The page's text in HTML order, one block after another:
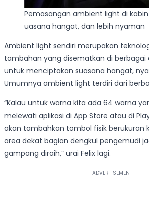
Pemasangan ambient light di kabin
uasana hangat, dan lebih nyaman
Ambient light sendiri merupakan
tambahan yang disematkan di berbagai
untuk menciptakan suasana hangat,
Umumnya ambient light terdiri dari
“Kalau untuk warna kita ada 64 warna
melewati aplikasi di App Store atau di
akan tambahkan tombol fisik berukuran
area dekat bagian dengkul pengemudi
gampang diraih,” urai Felix lagi.